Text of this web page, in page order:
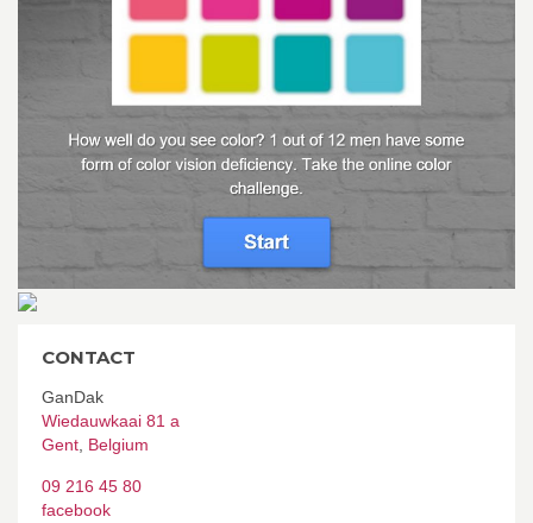
CONTACT
GanDak
Wiedauwkaai 81 a
Gent Belgium
09 216 45 80
facebook